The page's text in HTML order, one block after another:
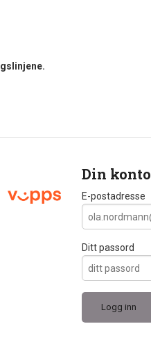
Din konto
E-postadresse
Ditt passord